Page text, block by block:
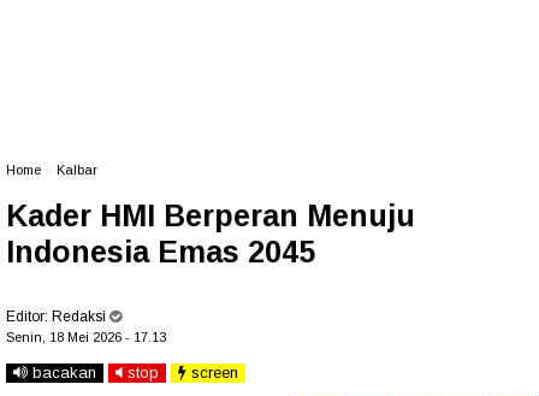
Home Kalbar
Kader HMI Berperan Menuju
Indonesia Emas 2045
Editor: Redaksi
Senin, 18 Mei 2026 - 17.13
bacakan stop screen